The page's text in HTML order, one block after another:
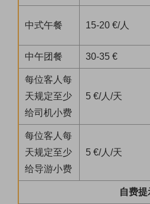
中式午餐 15-20 €/人
中午团餐 30-35 €
每位客人每
天规定至少
给司机小费
5 €/人/天
每位客人每
天规定至少
给导游小费
5 €/人/天
自费提